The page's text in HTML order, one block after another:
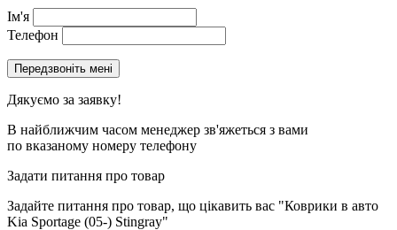
Ім'я
Телефон
Дякуємо за заявку!
В найближчим часом менеджер зв'яжеться з вами
по вказаному номеру телефону
Задати питання про товар
Задайте питання про товар, що цікавить вас "Коврики в авто
Kia Sportage (05-) Stingray"